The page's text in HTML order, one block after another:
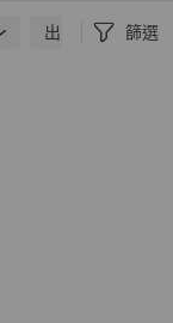
出貨地點 篩選